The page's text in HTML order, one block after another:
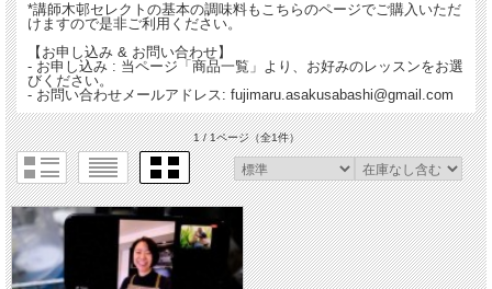
*講師木邨セレクトの基本の調味料もこちらのページでご購入いただ
けますので是非ご利用ください。
【お申し込み & お問い合わせ】
- お申し込み : 当ページ「商品一覧」より、お好みのレッスンをお選
びください。
- お問い合わせメールアドレス: fujimaru.asakusabashi@gmail.com
1 / 1ページ（全1件）